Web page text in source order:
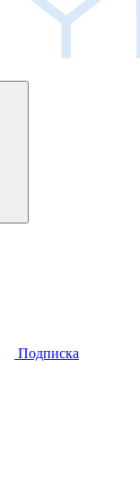
Подписка